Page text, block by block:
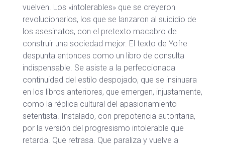
vuelven. Los «intolerables» que se creyeron
revolucionarios, los que se lanzaron al suicidio de
los asesinatos, con el pretexto macabro de
construir una sociedad mejor. El texto de Yofre
despunta entonces como un libro de consulta
indispensable. Se asiste a la perfeccionada
continuidad del estilo despojado, que se insinuara
en los libros anteriores, que emergen, injustamente,
como la réplica cultural del apasionamiento
setentista. Instalado, con prepotencia autoritaria,
por la versión del progresismo intolerable que
retarda. Que retrasa. Que paraliza y vuelve a